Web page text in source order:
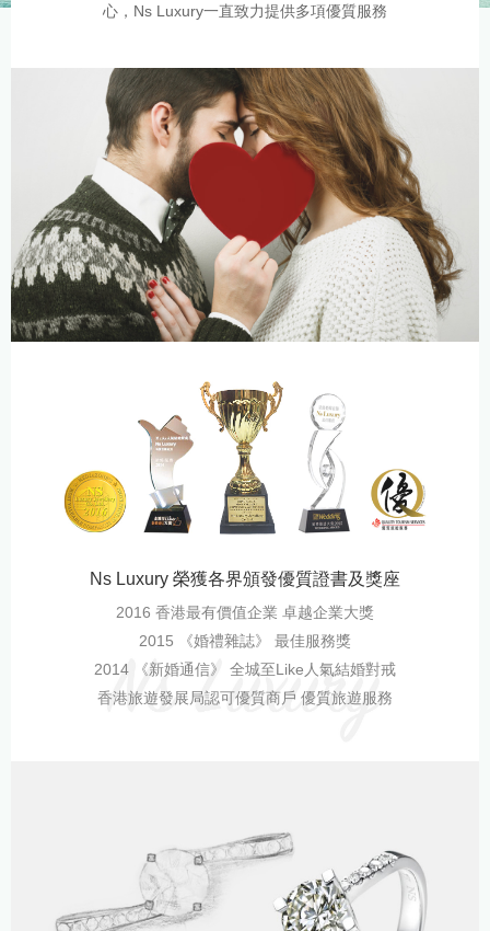
心，Ns Luxury一直致力提供多項優質服務
Ns Luxury 榮獲各界頒發優質證書及獎座
2016 香港最有價值企業 卓越企業大獎
2015 《婚禮雜誌》 最佳服務獎
2014 《新婚通信》 全城至Like人氣結婚對戒
香港旅遊發展局認可優質商戶 優質旅遊服務